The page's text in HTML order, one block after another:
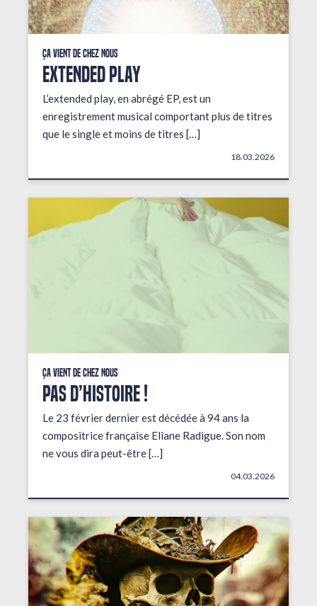
Ça vient de chez nous
EXTENDED PLAY
L’extended play, en abrégé EP, est un
enregistrement musical comportant plus de titres
que le single et moins de titres […]
18.03.2026
Ça vient de chez nous
PAS D’HISTOIRE !
Le 23 février dernier est décédée à 94 ans la
compositrice française Eliane Radigue. Son nom
ne vous dira peut-être […]
04.03.2026